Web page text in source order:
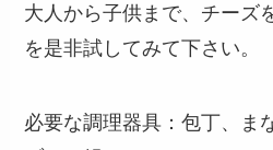
大人から子供まで、チーズ
を是非試してみて下さい。
必要な調理器具：包丁、ま